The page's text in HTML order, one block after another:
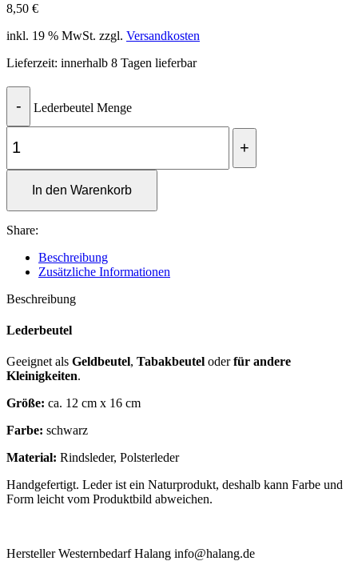
8,50 €
inkl. 19 % MwSt. zzgl. Versandkosten
Lieferzeit: innerhalb 8 Tagen lieferbar
Lederbeutel Menge
In den Warenkorb
Share:
Beschreibung
Zusätzliche Informationen
Beschreibung
Lederbeutel
Geeignet als Geldbeutel, Tabakbeutel oderfür andere
Kleinigkeiten.
Größe: ca. 12 cm x 16 cm
Farbe: schwarz
Material: Rindsleder, Polsterleder
Handgefertigt. Leder ist ein Naturprodukt, deshalb kann Farbe und
Form leicht vom Produktbild abweichen.
Hersteller Westernbedarf Halang info@halang.de